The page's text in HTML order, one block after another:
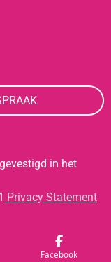
in het
Privacy Statement
Facebook